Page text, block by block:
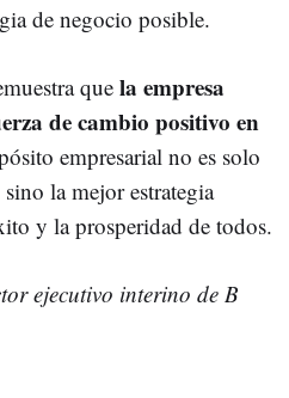
de negocio posible.
que la empresa
de cambio positivo en
empresarial no es solo
la mejor estrategia
y la prosperidad de todos.
ejecutivo interino de B